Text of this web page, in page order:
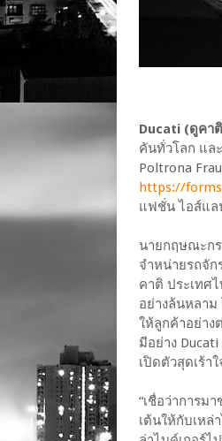
Ducati (ดูคา
คันทั่วโลก แล
Poltrona
https://
แฟชั่น ไอส์แล
นายกฤษณะกร
จำหน่ายรถจัก
คาติ ประเทศ
อย่างล้นหลา
ให้ลูกค้าอย่าง
มีอย่าง
เปิดตัวสุดเร้า
“เชื่อว่าการม
เต้นให้กับเหล่